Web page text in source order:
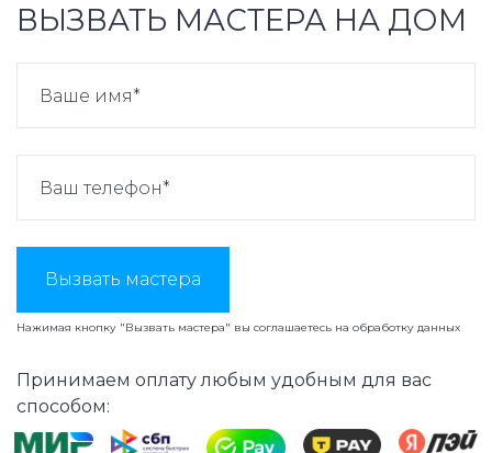
ВЫЗВАТЬ МАСТЕРА НА ДОМ
Вызвать мастера
Нажимая кнопку "Вызвать мастера" вы соглашаетесь на обработку данных
Принимаем оплату любым удобным для вас
способом: